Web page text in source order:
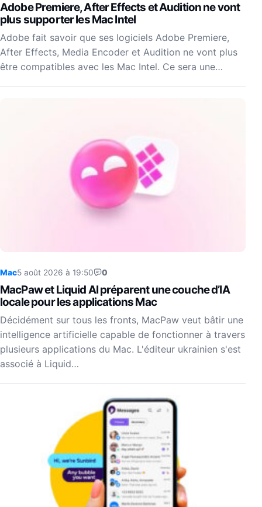
Adobe Premiere, After Effects et Audition ne vont
plus supporter les Mac Intel
Adobe fait savoir que ses logiciels Adobe Premiere,
After Effects, Media Encoder et Audition ne vont plus
être compatibles avec les Mac Intel. Ce sera une…
Mac5 août 2026 à 19:50 0
MacPaw et Liquid AI préparent une couche d’IA
locale pour les applications Mac
Décidément sur tous les fronts, MacPaw veut bâtir une
intelligence artificielle capable de fonctionner à travers
plusieurs applications du Mac. L'éditeur ukrainien s'est
associé à Liquid…